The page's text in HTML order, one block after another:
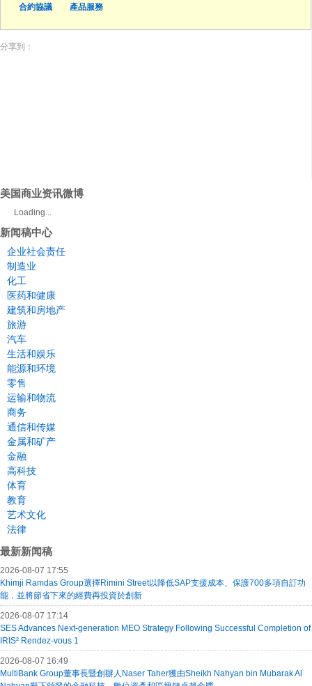
合約協議 產品服務
分享到：
美国商业资讯微博
Loading...
新闻稿中心
企业社会责任
制造业
化工
医药和健康
建筑和房地产
旅游
汽车
生活和娱乐
能源和环境
零售
运输和物流
商务
通信和传媒
金属和矿产
金融
高科技
体育
教育
艺术文化
法律
最新新闻稿
2026-08-07 17:55
Khimji Ramdas Group選擇Rimini Street以降低SAP支援成本、保護700多項自訂功
能，並將節省下來的經費再投資於創新
2026-08-07 17:14
SES Advances Next-generation MEO Strategy Following Successful Completion of
IRIS² Rendez-vous 1
2026-08-07 16:49
MultiBank Group董事長暨創辦人Naser Taher獲由Sheikh Nahyan bin Mubarak Al